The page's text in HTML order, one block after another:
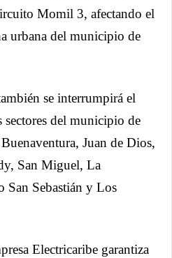
Momil 3, afectando el
urbana del municipio de
se interrumpirá el
sectores del municipio de
Juan de Dios,
San Miguel, La
San Sebastián y Los
Electricaribe garantiza